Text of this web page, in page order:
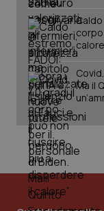
Tumore al
Tumore
Tumori del
Tumori
Ulcera &
Vaccini
Caldo
Ma il
tracking-
tracking-